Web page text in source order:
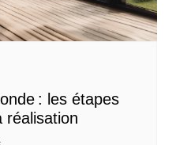
: les étapes
réalisation